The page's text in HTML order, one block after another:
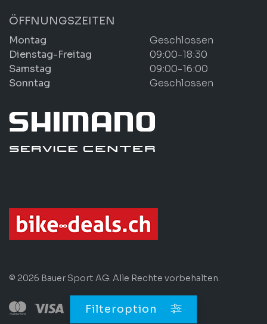
ÖFFNUNGSZEITEN
Montag
Geschlossen
Dienstag-Freitag
09:00-18:30
Samstag
09:00-16:00
Sonntag
Geschlossen
© 2026 Bauer Sport AG. Alle Rechte vorbehalten.
Filteroption